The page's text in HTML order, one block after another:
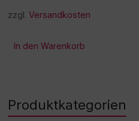
zzgl.Versandkosten
In den Warenkorb
Produktkategorien